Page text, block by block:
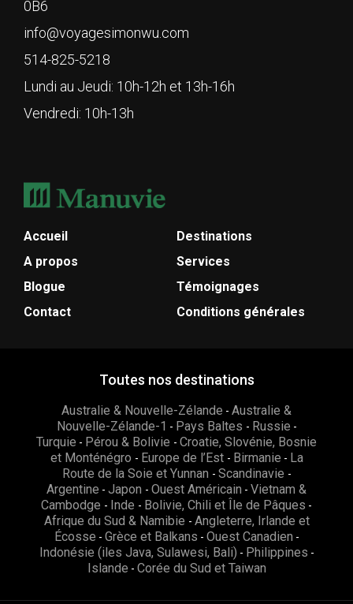
0B6
info@voyagesimonwu.com
514-825-5218
Lundi au Jeudi: 10h-12h et 13h-16h
Vendredi: 10h-13h
Accueil
Destinations
A propos
Services
Blogue
Témoignages
Contact
Conditions générales
Toutes nos destinations
Australie & Nouvelle-Zélande - Australie &
Nouvelle-Zélande-1 - Pays Baltes - Russie -
Turquie - Pérou & Bolivie - Croatie, Slovénie, Bosnie
et Monténégro - Europe de l’Est - Birmanie - La
Route de la Soie et Yunnan - Scandinavie -
Argentine - Japon - Ouest Américain - Vietnam &
Cambodge - Inde - Bolivie, Chili et Île de Pâques -
Afrique du Sud & Namibie - Angleterre, Irlande et
Écosse - Grèce et Balkans - Ouest Canadien -
Indonésie (iles Java, Sulawesi, Bali) - Philippines -
Islande - Corée du Sud et Taiwan